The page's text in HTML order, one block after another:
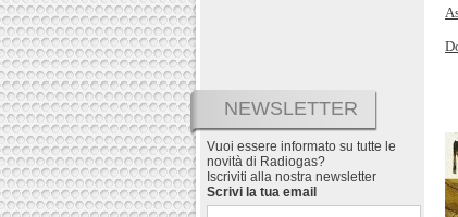
NEWSLETTER
Vuoi essere informato su tutte le
novità di Radiogas?
Iscriviti alla nostra newsletter
Scrivi la tua email